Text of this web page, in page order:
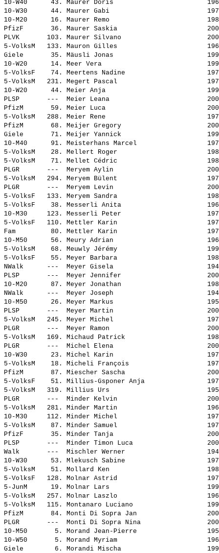
10-W40      43. Maurer Doris
10-W30      44. Maurer Gabi
10-M20      16. Maurer Remo
PfizF       36. Maurer Saskia
PLVK       103. Maurer Silvano
5-VolksM   133. Mauron Gilles
Giele       35. Mäusli Jonas
10-W20      14. Meer Vera
5-VolksF    74. Meertens Nadine
5-VolksM   231. Megert Pascal
10-W20      44. Meier Anja
PLSP       --- Meier Leana
PfizM       59. Meier Luca
5-VolksM   288. Meier Rene
PfizM       68. Meijer Gregory
Giele       71. Meijer Yannick
10-M40      91. Meisterhans Marcel
5-VolksM    28. Mellert Roger
5-VolksM    71. Mellet Cédric
PLGR       --- Meryem Aylin
5-VolksM   294. Meryem Bülent
PLGR       --- Meryem Levin
5-VolksF   133. Meryem Sandra
5-VolksF    38. Messerli Anita
10-M30     123. Messerli Peter
5-VolksF   110. Mettler Karin
Fam         80. Mettler Karin
10-M50      56. Meury Adrian
5-VolksM    68. Meuwly Jérémy
5-VolksF    55. Meyer Barbara
NWalk      --- Meyer Gisela
PLSP       --- Meyer Jennifer
10-M20      87. Meyer Jonathan
NWalk      --- Meyer Joseph
10-M50      26. Meyer Markus
PLSP       --- Meyer Martin
5-VolksM   245. Meyer Michel
PLGR       --- Meyer Ramon
5-VolksM   169. Michaud Patrick
PLGR       --- Michel Elena
10-W30      23. Michel Karin
5-VolksM    18. Micheli François
PfizM       87. Miescher Sascha
5-VolksF    51. Millius-Gsponer Anja
5-VolksM   319. Millius Urs
PLGR       --- Minder Kelvin
5-VolksM   281. Minder Martin
10-M30     112. Minder Michel
5-VolksM    87. Minder Samuel
PfizF       35. Minder Tanja
PLSP       --- Minder Timon Luca
Walk       --- Mischler Werner
10-W30      53. Mlekusch Sabine
5-VolksM    51. Mollard Ken
5-VolksF   128. Molnar Astrid
5-JunM      19. Molnar Lars
5-VolksM   257. Molnar Laszlo
5-VolksM   115. Montanaro Luciano
PfizM       84. Monti Di Sopra Jan
PLGR       --- Monti Di Sopra Nina
10-M50       5. Morand Jean-Pierre
10-W50       5. Morand Myriam
Giele        6. Morandi Mischa